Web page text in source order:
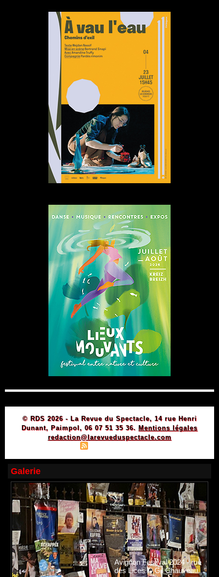
© RDS 2026 - La Revue du Spectacle, 14 rue Henri
Dunant, Paimpol, 06 07 51 35 36. Mentions légales
redaction@larevueduspectacle.com
Galerie
Avignon Festival 2024 - rue
des Lices © Gil Chauveau.